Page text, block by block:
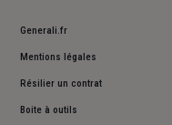
Generali.fr
Mentions légales
Résilier un contrat
Boite à outils